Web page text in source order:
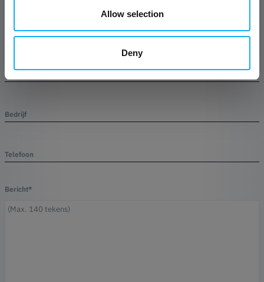
Allow selection
Deny
Naam*
E-mail*
Bedrijf
Telefoon
Bericht*